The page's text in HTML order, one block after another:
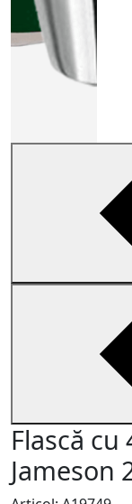
Flască
Jameson